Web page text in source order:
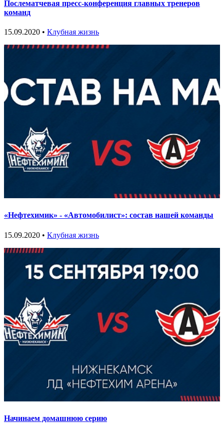
Послематчевая пресс-конференция главных тренеров
команд
15.09.2020 • Клубная жизнь
«Нефтехимик» - «Автомобилист»: состав нашей команды
15.09.2020 • Клубная жизнь
Начинаем домашнюю серию